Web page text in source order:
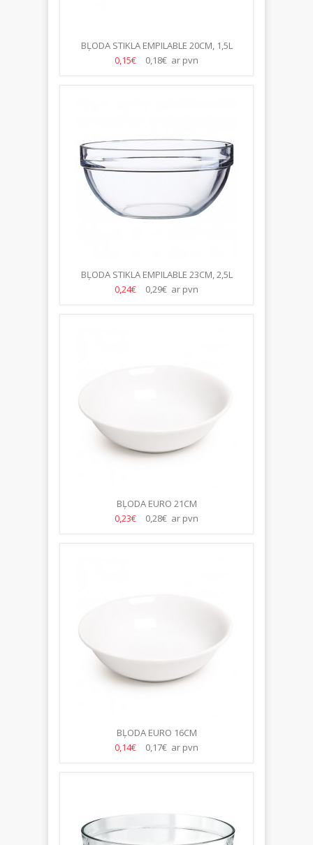
BĻODA STIKLA EMPILABLE 20CM, 1,5L
0,15€
0,18€ ar pvn
BĻODA STIKLA EMPILABLE 23CM, 2,5L
0,24€
0,29€ ar pvn
BĻODA EURO 21CM
0,23€
0,28€ ar pvn
BĻODA EURO 16CM
0,14€
0,17€ ar pvn